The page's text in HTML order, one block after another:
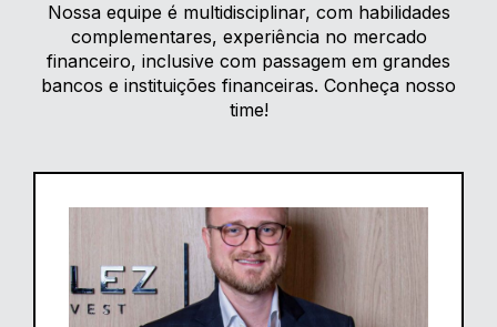
Nossa equipe é multidisciplinar, com habilidades
complementares, experiência no mercado
financeiro, inclusive com passagem em grandes
bancos e instituições financeiras. Conheça nosso
time!